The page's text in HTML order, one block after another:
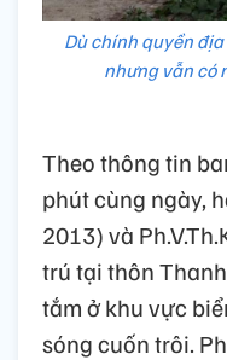
Dù chính quyền
nhưng vẫn có
Theo thông tin
phút cùng ngày,
2013) và
trú tại thôn
tắm ở khu vực
sóng cuốn trôi.